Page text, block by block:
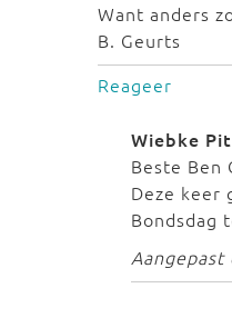
Want anders
B. Geurts
Reageer
Wiebke
Beste Ben
Deze keer
Bondsdag